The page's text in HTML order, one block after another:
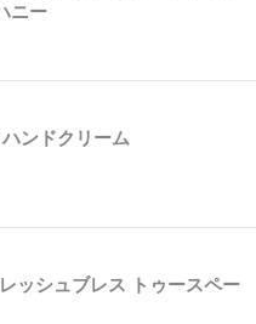
ニー
ンドクリーム
ッシュブレス トゥースペー